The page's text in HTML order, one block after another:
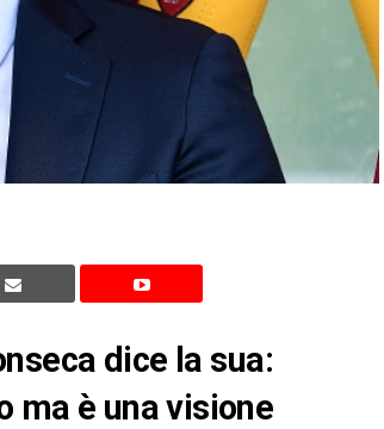
dice la sua:
ma è una visione